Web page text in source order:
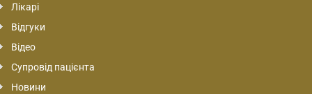
Лікарі
Відгуки
Відео
Супровід пацієнта
Новини